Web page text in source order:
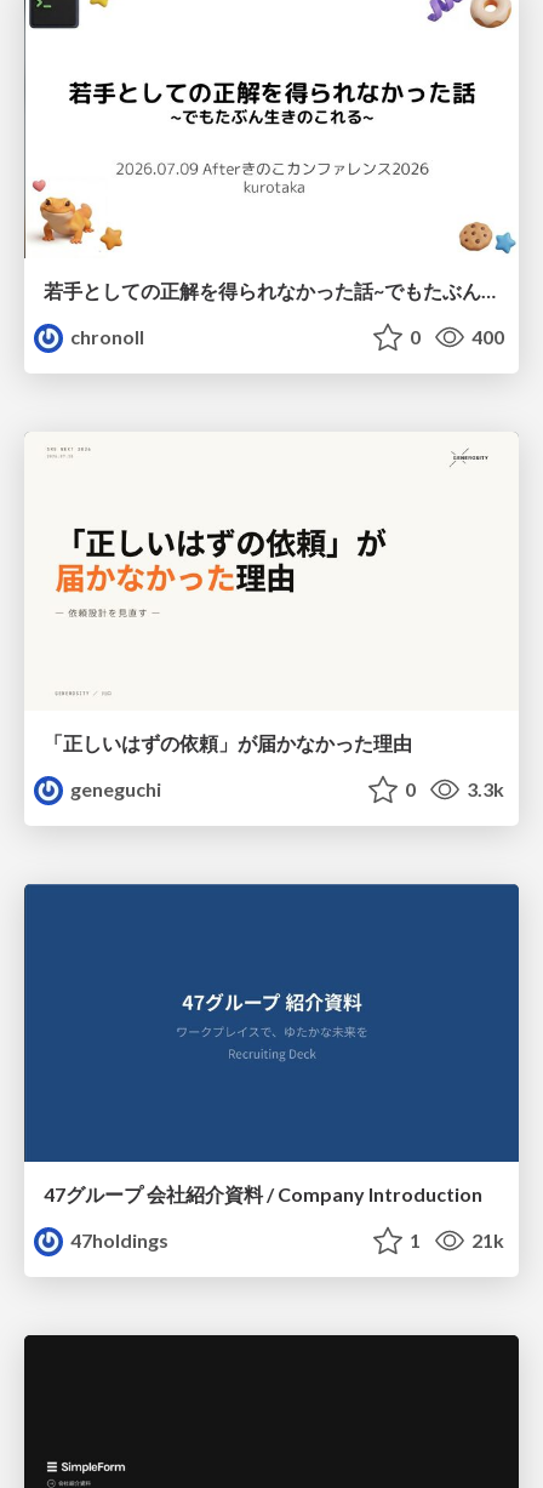
若手としての正解を得られなかった話~でもたぶん生きのこれる~
chronoll
0 400
「正しいはずの依頼」が届かなかった理由
geneguchi
0 3.3k
47グループ 会社紹介資料 / Company Introduction
47holdings
1 21k